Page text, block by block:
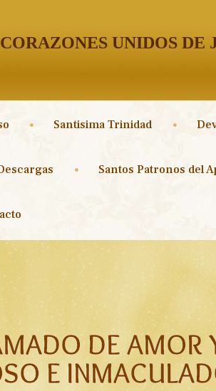
UNIDOS DE
Santisima Trinidad
Santos Patronos del
DE AMOR
E